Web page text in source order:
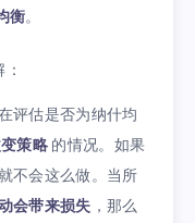
衡。
评估是否为纳什均
策略的情况。如果
不会这么做。当所
会带来损失 ，那么